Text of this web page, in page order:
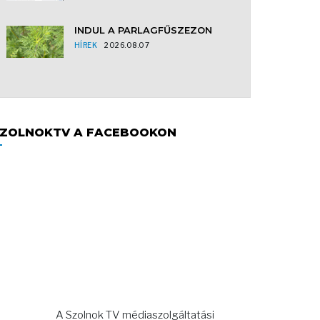
INDUL A PARLAGFŰSZEZON
HÍREK 2026.08.07
A FACEBOOKON
A Szolnok TV médiaszolgáltatási